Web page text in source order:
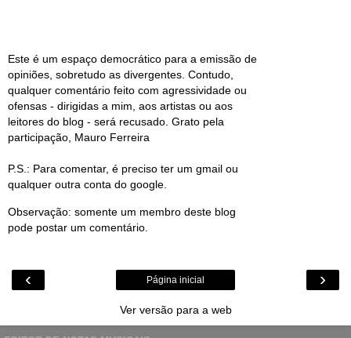
Este é um espaço democrático para a emissão de
opiniões, sobretudo as divergentes. Contudo,
qualquer comentário feito com agressividade ou
ofensas - dirigidas a mim, aos artistas ou aos
leitores do blog - será recusado. Grato pela
participação, Mauro Ferreira
P.S.: Para comentar, é preciso ter um gmail ou
qualquer outra conta do google.
Observação: somente um membro deste blog
pode postar um comentário.
‹ ›
Página inicial
Ver versão para a web